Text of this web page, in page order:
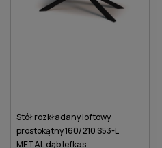
Stół rozkładany loftowy
prostokątny 160/210 S53-L
METAL dąb lefkas